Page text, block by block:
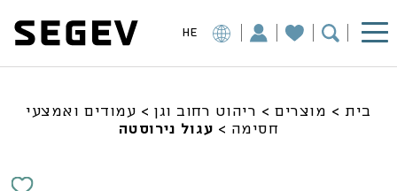
HE
בית > מוצרים> ריהוט רחוב וגן > עמודים ואמצעי
חסימה > עגול נירוסטה